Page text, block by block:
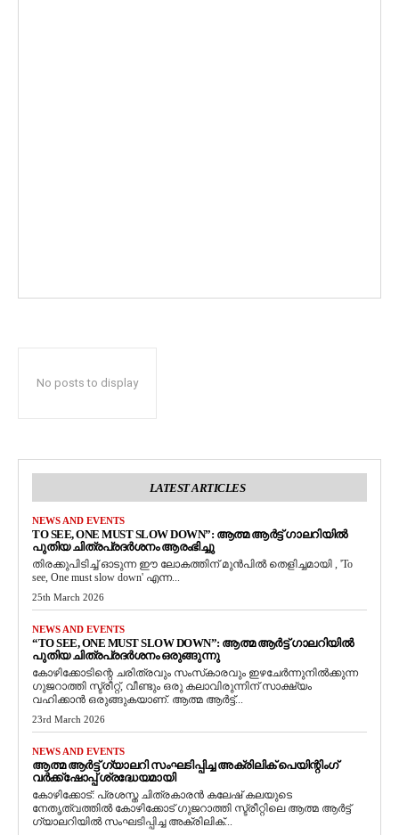
No posts to display
LATEST ARTICLES
NEWS AND EVENTS
TO SEE, ONE MUST SLOW DOWN”: ആത്മ ആർട്ട് ഗാലറിയിൽ
പുതിയ ചിത്രപ്രദർശനം ആരംഭിച്ചു
തിരക്കുപിടിച്ച് ഓടുന്ന ഈ ലോകത്തിന് മുൻപിൽ തെളിച്ചമായി , 'To
see, One must slow down' എന്ന...
25th March 2026
NEWS AND EVENTS
“TO SEE, ONE MUST SLOW DOWN”: ആത്മ ആർട്ട് ഗാലറിയിൽ
പുതിയ ചിത്രപ്രദർശനം ഒരുങ്ങുന്നു
കോഴിക്കോടിന്റെ ചരിത്രവും സംസ്‌കാരവും ഇഴചേർന്നുനിൽക്കുന്ന
ഗുജറാത്തി സ്ട്രീറ്റ്, വീണ്ടും ഒരു കലാവിരുന്നിന് സാക്ഷ്യം
വഹിക്കാൻ ഒരുങ്ങുകയാണ്. ആത്മ ആർട്ട്...
23rd March 2026
NEWS AND EVENTS
ആത്മ ആർട്ട് ഗ്യാലറി സംഘടിപ്പിച്ച അക്രിലിക് പെയിന്റിംഗ്
വർക്ക്‌ഷോപ്പ് ശ്രദ്ധേയമായി
കോഴിക്കോട്: പ്രശസ്ത ചിത്രകാരൻ കലേഷ് കലയുടെ
നേതൃത്വത്തിൽ കോഴിക്കോട് ഗുജറാത്തി സ്ട്രീറ്റിലെ ആത്മ ആർട്ട്
ഗ്യാലറിയിൽ സംഘടിപ്പിച്ച അക്രിലിക്...